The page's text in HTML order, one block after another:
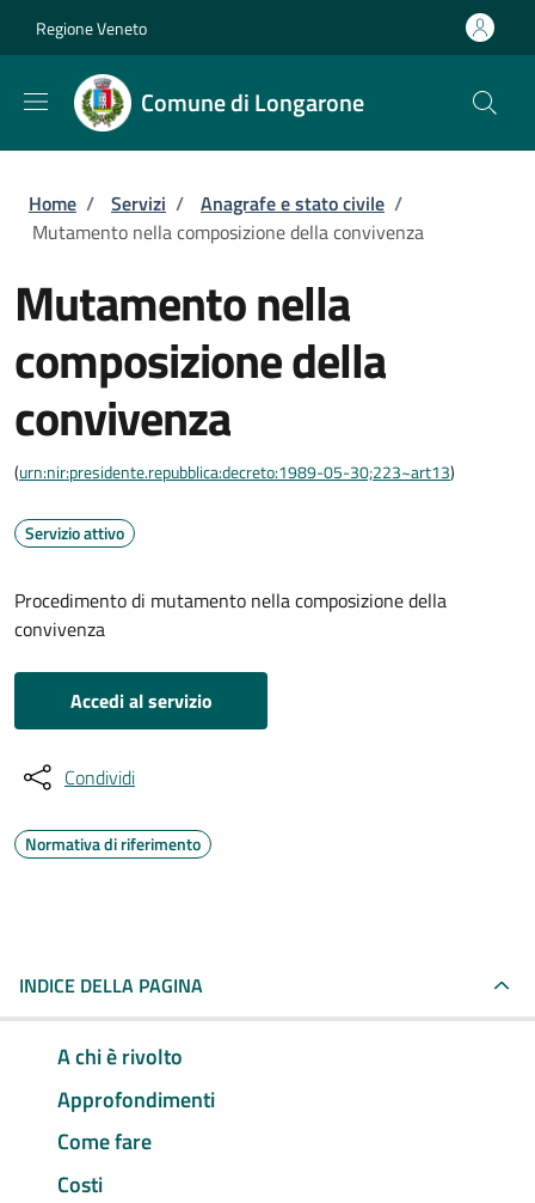
Regione Veneto
Comune di Longarone
Briciole di pane
Home / Servizi / Anagrafe e stato civile /
Mutamento nella composizione della convivenza
Mutamento nella
composizione della
convivenza
(urn:nir:presidente.repubblica:decreto:1989-05-30;223~art13)
Servizio attivo
Procedimento di mutamento nella composizione della
convivenza
Accedi al servizio
Condividi
Normativa di riferimento
INDICE DELLA PAGINA
A chi è rivolto
Approfondimenti
Come fare
Costi